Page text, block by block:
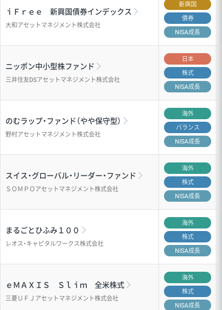
ｉＦｒｅｅ 新興国債券インデックス
大和アセットマネジメント株式会社
新興国
債券
NISA成長
ニッポン中小型株ファンド
三井住友DSアセットマネジメント株式会社
日本
株式
NISA成長
のむラップ・ファンド（やや保守型）
野村アセットマネジメント株式会社
海外
バランス
NISA成長
スイス・グローバル・リーダー・ファンド
ＳＯＭＰＯアセットマネジメント株式会社
海外
株式
NISA成長
まるごとひふみ１００
レオス・キャピタルワークス株式会社
海外
株式
NISA成長
ｅＭＡＸＩＳ Ｓｌｉｍ 全米株式
三菱ＵＦＪアセットマネジメント株式会社
海外
株式
NISA成長